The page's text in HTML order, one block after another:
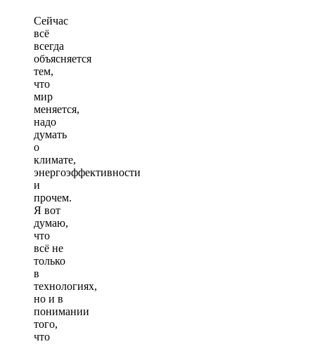
Сейчас
всё
всегда
объясняется
тем,
что
мир
меняется,
надо
думать
о
климате,
энергоэффективности
и
прочем.
Я вот
думаю,
что
всё не
только
в
технологиях,
но и в
понимании
того,
что